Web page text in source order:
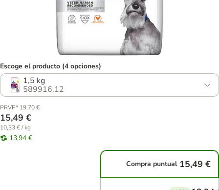
Escoge el producto (4 opciones)
1,5 kg
589916.12
PRVP* 19,70 €
15,49 €
10,33 € / kg
13,94 €
Compra puntual 15,49 €